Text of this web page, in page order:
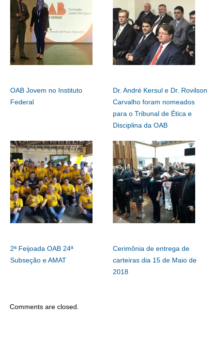
OAB Jovem no Instituto
Federal
Dr. André Kersul e Dr. Rovilson
Carvalho foram nomeados
para o Tribunal de Ética e
Disciplina da OAB
2ª Feijoada OAB 24ª
Subseção e AMAT
Cerimônia de entrega de
carteiras dia 15 de Maio de
2018
Comments are closed.